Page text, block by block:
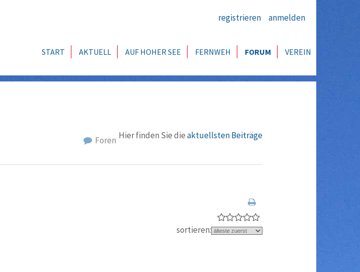
registrieren anmelden
START AKTUELL AUF HOHER SEE FERNWEH FORUM VEREIN
Hier finden Sie dieaktuellsten Beiträge
Foren
sortieren: